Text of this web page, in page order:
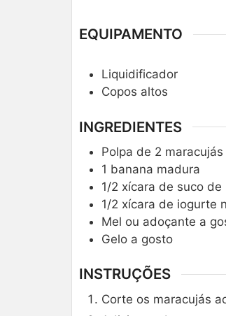
EQUIPAMENTO
Liquidificador
Copos altos
INGREDIENTES
Polpa de 2 maracujás
1 banana madura
1/2 xícara de suco de
1/2 xícara de iogurte
Mel ou adoçante a
Gelo a gosto
INSTRUÇÕES
Corte os maracujás